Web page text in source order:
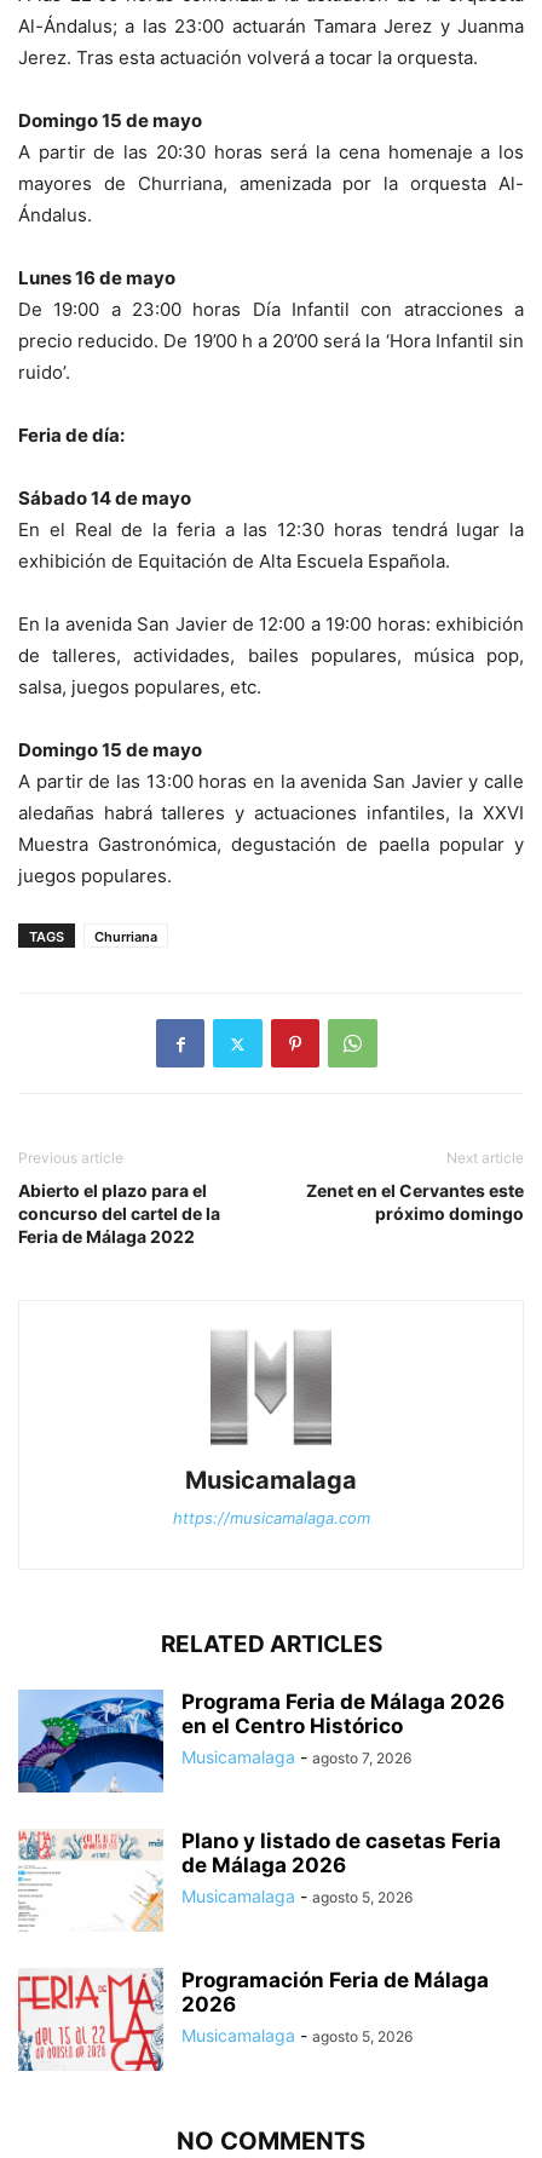
Al-Ándalus; a las 23:00 actuarán Tamara Jerez y Juanma
Jerez. Tras esta actuación volverá a tocar la orquesta.
Domingo 15 de mayo
A partir de las 20:30 horas será la cena homenaje a los
mayores de Churriana, amenizada por la orquesta Al-
Ándalus.
Lunes 16 de mayo
De 19:00 a 23:00 horas Día Infantil con atracciones a
precio reducido. De 19’00 h a 20’00 será la ‘Hora Infantil sin
ruido’.
Feria de día:
Sábado 14 de mayo
En el Real de la feria a las 12:30 horas tendrá lugar la
exhibición de Equitación de Alta Escuela Española.
En la avenida San Javier de 12:00 a 19:00 horas: exhibición
de talleres, actividades, bailes populares, música pop,
salsa, juegos populares, etc.
Domingo 15 de mayo
A partir de las 13:00 horas en la avenida San Javier y calle
aledañas habrá talleres y actuaciones infantiles, la XXVI
Muestra Gastronómica, degustación de paella popular y
juegos populares.
TAGS Churriana
Previous article
Abierto el plazo para el
concurso del cartel de la
Feria de Málaga 2022
Next article
Zenet en el Cervantes este
próximo domingo
Musicamalaga
https://musicamalaga.com
RELATED ARTICLES
Programa Feria de Málaga 2026
en el Centro Histórico
Musicamalaga - agosto 7, 2026
Plano y listado de casetas Feria
de Málaga 2026
Musicamalaga - agosto 5, 2026
Programación Feria de Málaga
2026
Musicamalaga - agosto 5, 2026
NO COMMENTS